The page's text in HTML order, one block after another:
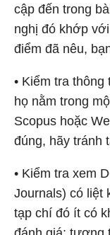
cập đến trong
nghị đó khớp
điểm đã nêu,
• Kiểm tra
họ nằm trong
Scopus hoặc
đúng, hãy tránh
• Kiểm tra xem
Journals) có liệt
tạp chí đó ít có